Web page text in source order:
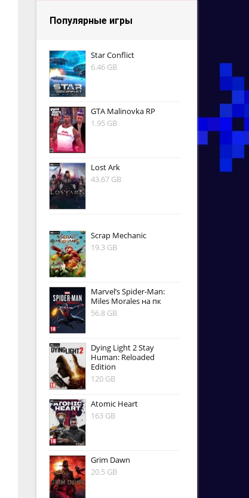
Популярные игры
Star Conflict
6.46 GB
GTA Malinovka RP
1.95 GB
Lost Ark
43.67 GB
Scrap Mechanic
19.3 GB
Marvel’s Spider-Man:
Miles Morales на пк
56.8 GB
Dying Light 2 Stay
Human: Reloaded
Edition
120 GB
Atomic Heart
163 GB
Grim Dawn
20.5 GB